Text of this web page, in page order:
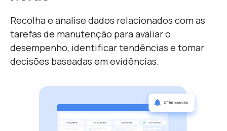
Recolha e analise dados relacionados com as
tarefas de manutenção para avaliar o
desempenho, identificar tendências e tomar
decisões baseadas em evidências.